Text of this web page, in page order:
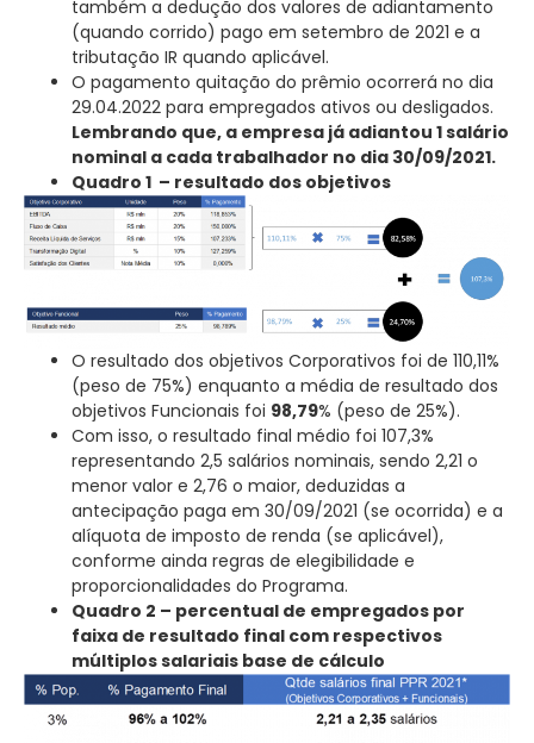
também a dedução dos valores de adiantamento
(quando corrido) pago em setembro de 2021 e a
tributação IR quando aplicável.
O pagamento quitação do prêmio ocorrerá no dia
29.04.2022 para empregados ativos ou desligados.
Lembrando que, a empresa já adiantou 1 salário
nominal a cada trabalhador no dia 30/09/2021.
Quadro 1 – resultado dos objetivos
O resultado dos objetivos Corporativos foi de 110,11%
(peso de 75%) enquanto a média de resultado dos
objetivos Funcionais foi 98,79% (peso de 25%).
Com isso, o resultado final médio foi 107,3%
representando 2,5 salários nominais, sendo 2,21 o
menor valor e 2,76 o maior, deduzidas a
antecipação paga em 30/09/2021 (se ocorrida) e a
alíquota de imposto de renda (se aplicável),
conforme ainda regras de elegibilidade e
proporcionalidades do Programa.
Quadro 2 – percentual de empregados por
faixa de resultado final com respectivos
múltiplos salariais base de cálculo